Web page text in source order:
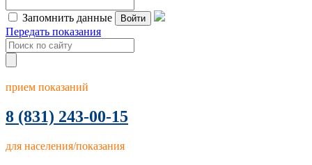
Запомнить данные Войти
Передать показания
прием показаний
8 (831) 243-00-15
для населения/показания